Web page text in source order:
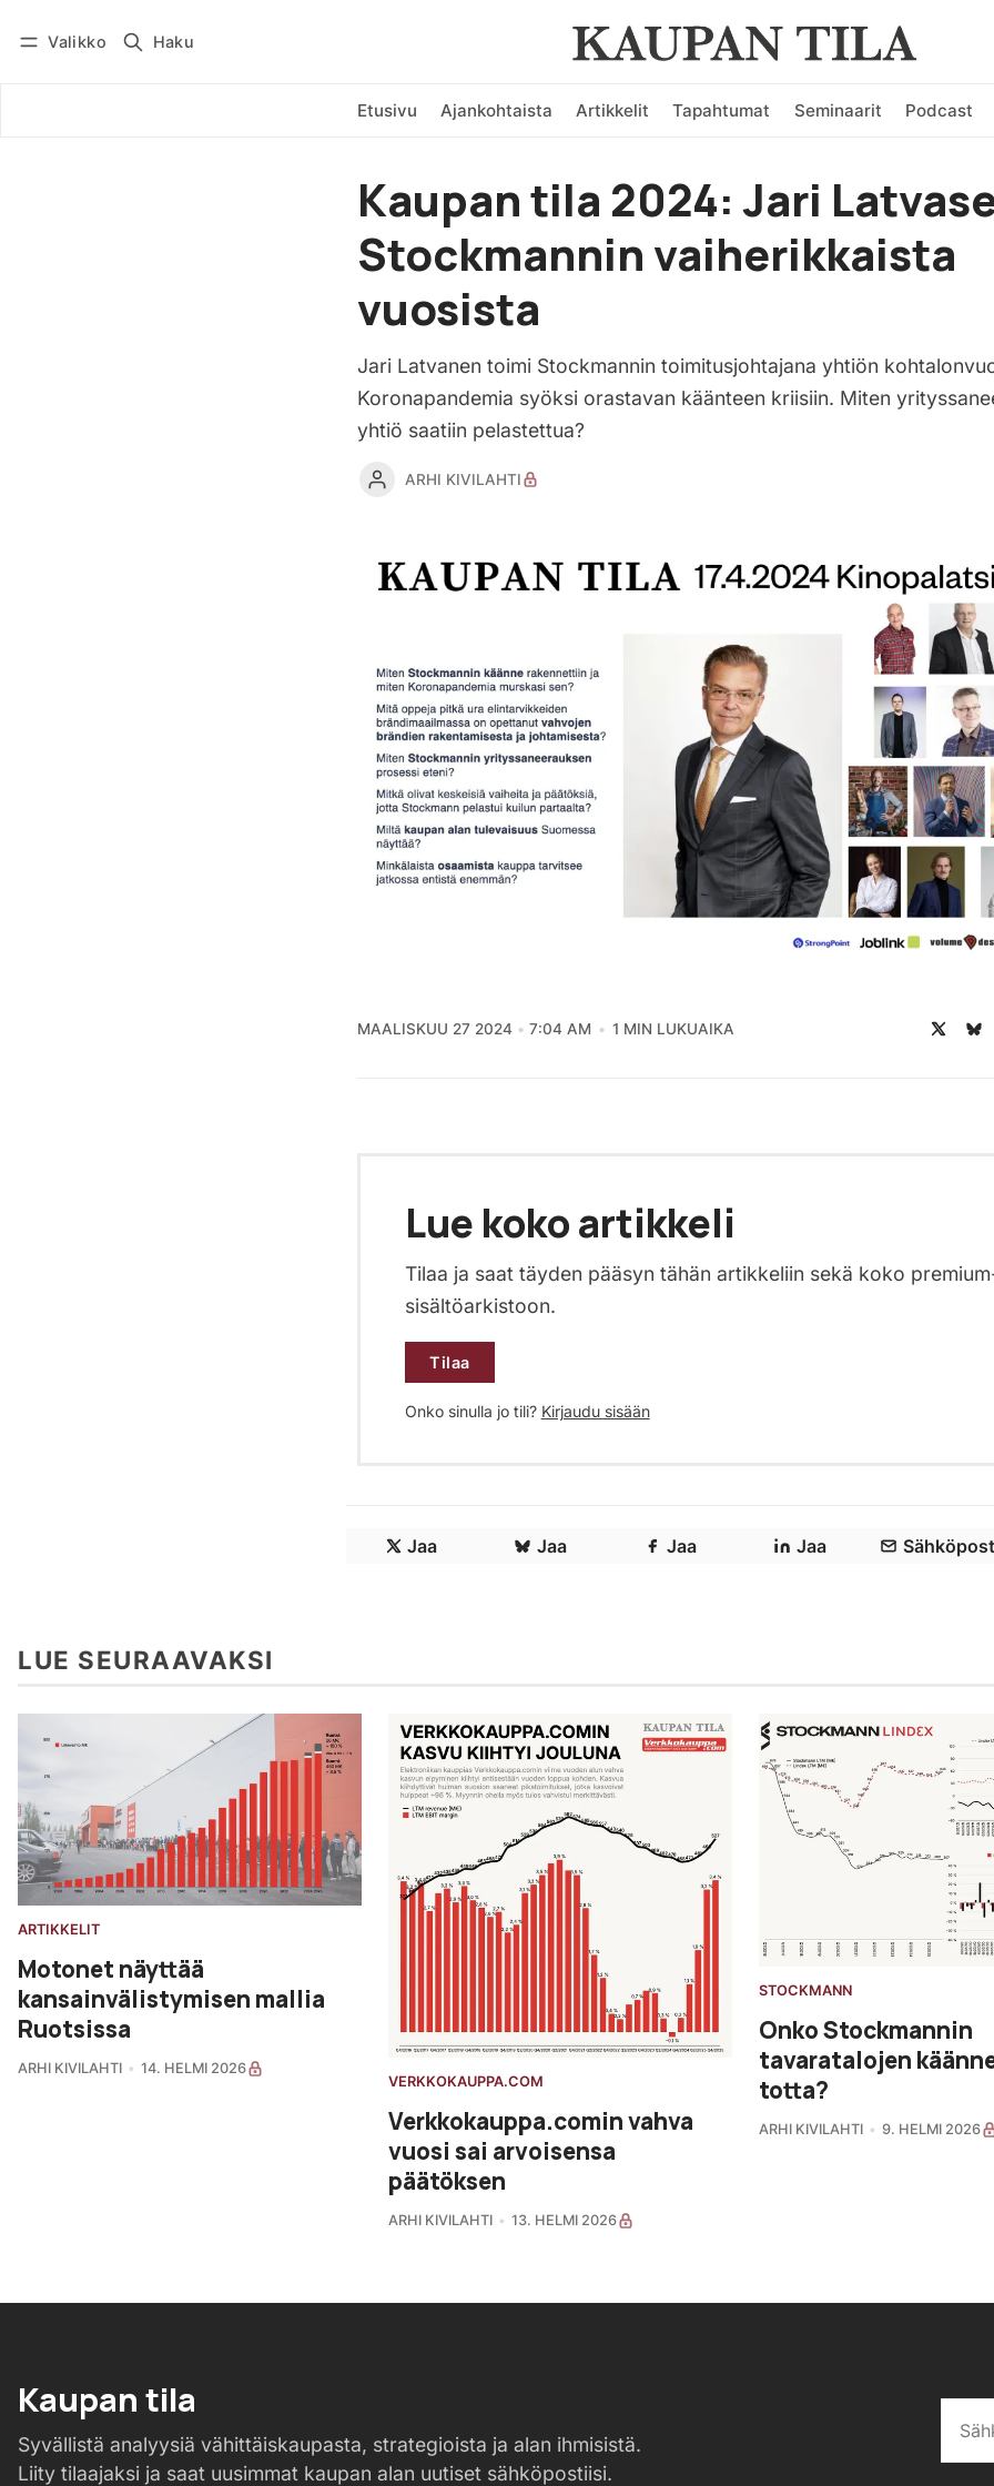
Valikko Haku
Etusivu Ajankohtaista Artikkelit Tapahtumat Seminaarit Podcast
Kaupan tila 2024: Jari
Stockmannin vaiherikkaista
vuosista
Jari Latvanen toimi Stockmannin toimitusjohtajana yhtiön
Koronapandemia syöksi orastavan käänteen kriisiin. Miten
yhtiö saatiin pelastettua?
ARHI KIVILAHTI
MAALISKUU 27 2024 7:04 AM 1 MIN LUKUAIKA
Lue koko artikkeli
Tilaa ja saat täyden pääsyn tähän artikkeliin sekä koko
sisältöarkistoon.
Tilaa
Onko sinulla jo tili? Kirjaudu sisään
Jaa Jaa Jaa Jaa
LUE SEURAAVAKSI
ARTIKKELIT
Motonet näyttää
kansainvälistymisen mallia
Ruotsissa
ARHI KIVILAHTI 14. HELMI 2026
VERKKOKAUPPA.COM
Verkkokauppa.comin vahva
vuosi sai arvoisensa
päätöksen
ARHI KIVILAHTI 13. HELMI 2026
STOCKMANN
Onko Stockmannin
tavaratalojen
totta?
ARHI KIVILAHTI 9. HELMI 2026
Kaupan tila
Syvällistä analyysiä vähittäiskaupasta, strategioista ja alan ihmisistä.
Liity tilaajaksi ja saat uusimmat kaupan alan uutiset sähköpostiisi.